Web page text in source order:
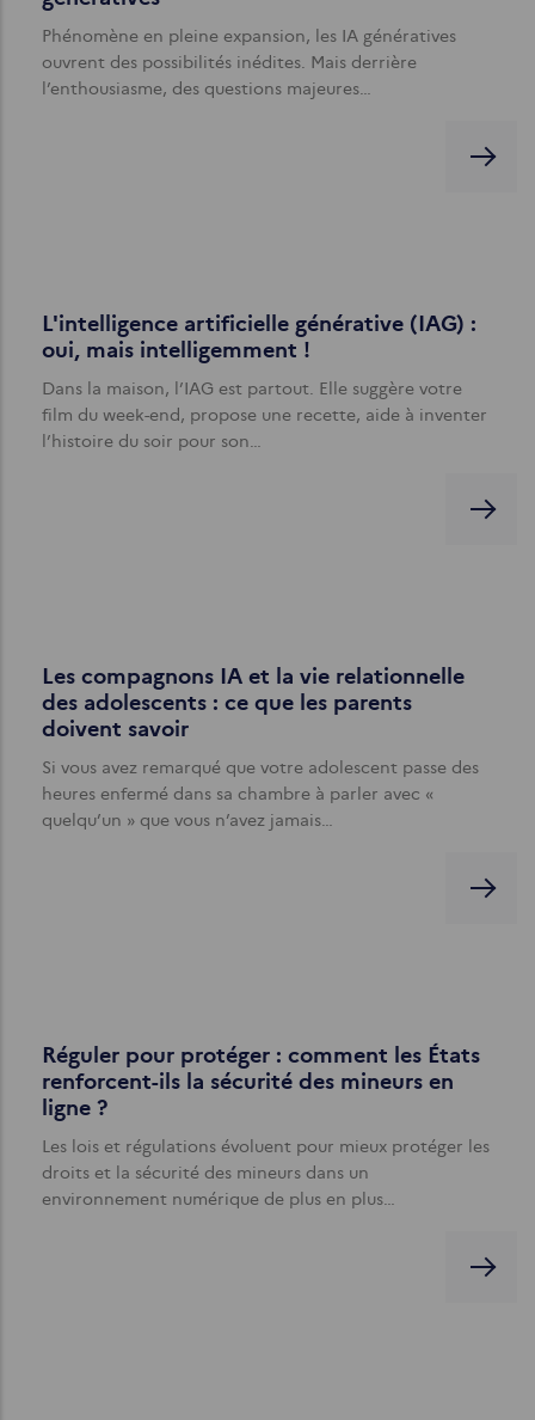
Phénomène en pleine expansion, les IA génératives
ouvrent des possibilités inédites. Mais derrière
l’enthousiasme, des questions majeures…
L'intelligence artificielle générative (IAG) :
oui, mais intelligemment !
Dans la maison, l’IAG est partout. Elle suggère votre
film du week-end, propose une recette, aide à inventer
l’histoire du soir pour son…
Les compagnons IA et la vie relationnelle
des adolescents : ce que les parents
doivent savoir
Si vous avez remarqué que votre adolescent passe des
heures enfermé dans sa chambre à parler avec «
quelqu’un » que vous n’avez jamais…
Réguler pour protéger : comment les États
renforcent-ils la sécurité des mineurs en
ligne ?
Les lois et régulations évoluent pour mieux protéger les
droits et la sécurité des mineurs dans un
environnement numérique de plus en plus…